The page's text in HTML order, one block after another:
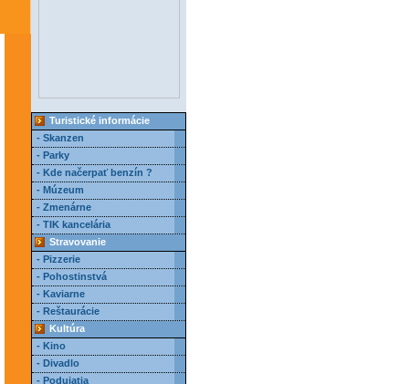
Turistické informácie
- Skanzen
- Parky
- Kde načerpať benzín ?
- Múzeum
- Zmenárne
- TIK kancelária
Stravovanie
- Pizzerie
- Pohostinstvá
- Kaviarne
- Reštaurácie
Kultúra
- Kino
- Divadlo
- Podujatia